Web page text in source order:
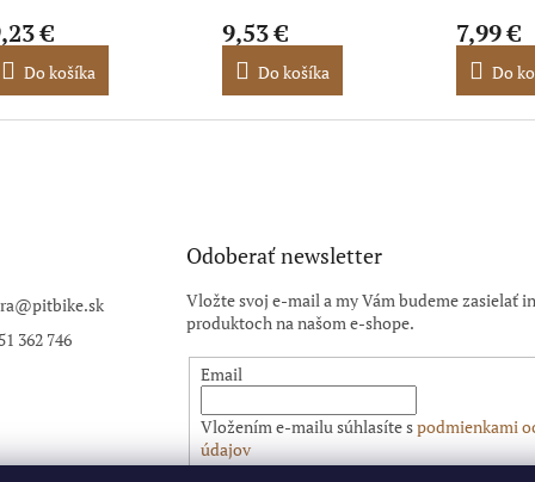
€
Do košíka
9,53 €
Do košíka
7,99 €
Do
@pitbike.sk
362 746
Odoberať newsletter
Vložte svoj e-mail a my Vám budeme zasielať
produktoch na našom e-shope.
Email
Vložením e-mailu súhlasíte spodmienkami
údajov